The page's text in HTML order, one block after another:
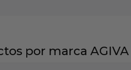
por marca AGIVA